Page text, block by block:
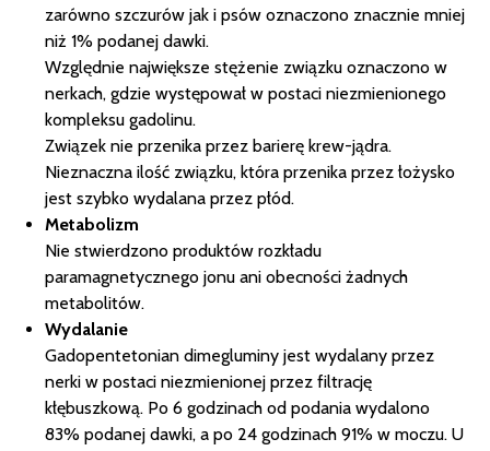
zarówno szczurów jak i psów oznaczono znacznie mniej
niż 1% podanej dawki.
Względnie największe stężenie związku oznaczono w
nerkach, gdzie występował w postaci niezmienionego
kompleksu gadolinu.
Związek nie przenika przez barierę krew-jądra.
Nieznaczna ilość związku, która przenika przez łożysko
jest szybko wydalana przez płód.
Metabolizm
Nie stwierdzono produktów rozkładu
paramagnetycznego jonu ani obecności żadnych
metabolitów.
Wydalanie
Gadopentetonian dimegluminy jest wydalany przez
nerki w postaci niezmienionej przez filtrację
kłębuszkową. Po 6 godzinach od podania wydalono
83% podanej dawki, a po 24 godzinach 91% w moczu. U